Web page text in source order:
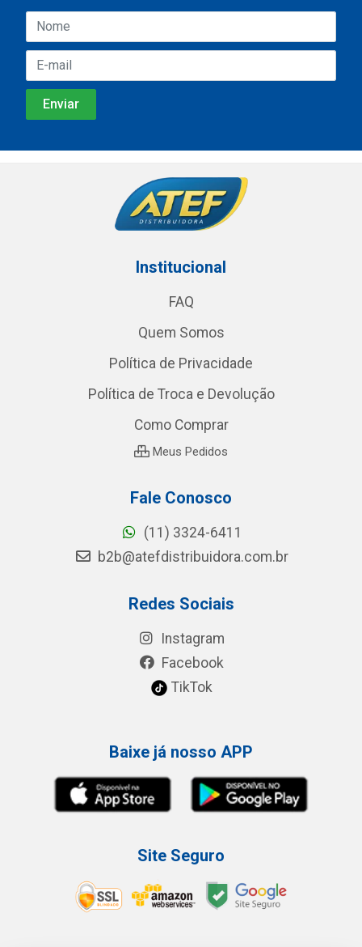
Institucional
FAQ
Quem Somos
Política de Privacidade
Política de Troca e Devolução
Como Comprar
Meus Pedidos
Fale Conosco
(11) 3324-6411
b2b@atefdistribuidora.com.br
Redes Sociais
Instagram
Facebook
TikTok
Baixe já nosso APP
Site Seguro